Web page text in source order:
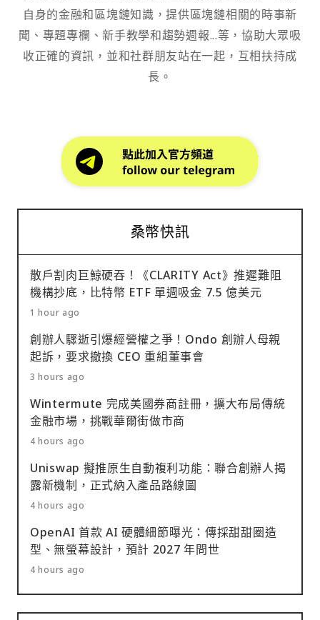
自身的金融和區塊鏈知識，提供區塊鏈相關的時事新
聞、專題專欄、新手教學和趨勢週報...等，協助大眾吸
收正確的資訊，並和社群朋友站在一起，互相扶持成
長。
桑幣快訊
散戶割肉巨鯨硬吞！《CLARITY Act》推遲難阻
機構抄底，比特幣 ETF 單週吸金 7.5 億美元
1 hour ago
創辦人驟逝引爆經營權之爭！Ondo 創辦人母親
起訴，要求撤換 CEO 重組董事會
3 hours ago
Wintermute 完成美國券商註冊，擴大布局傳統
金融市場，挑戰華爾街做市商
4 hours ago
Uniswap 擬推原生自動複利功能：聯合創辦人揭
露新機制，正式納入產品路線圖
4 hours ago
OpenAI 首款 AI 硬體細節曝光：傳採甜甜圈造
型、無螢幕設計，預計 2027 年問世
4 hours ago